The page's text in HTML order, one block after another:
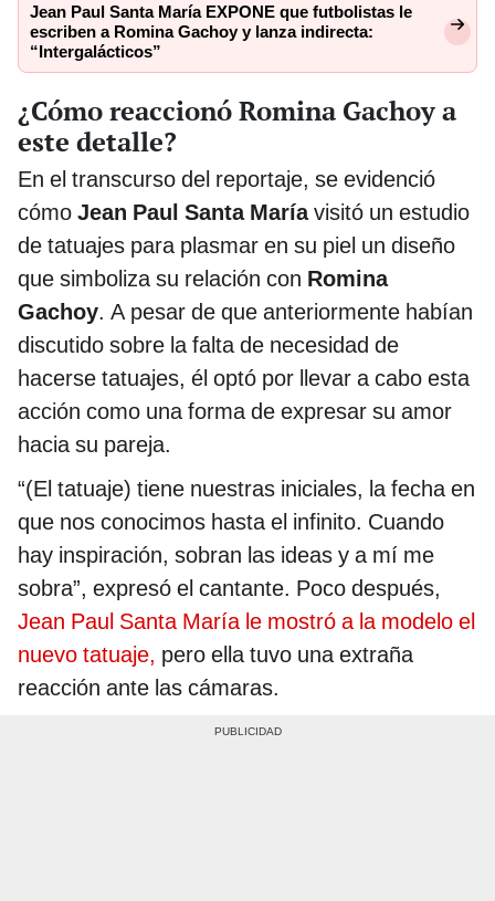
Jean Paul Santa María EXPONE que futbolistas le
escriben a Romina Gachoy y lanza indirecta:
“Intergalácticos”
¿Cómo reaccionó Romina Gachoy a
este detalle?
En el transcurso del reportaje, se evidenció
cómo Jean Paul Santa Maríavisitó un estudio
de tatuajes para plasmar en su piel un diseño
que simboliza su relación con Romina
Gachoy. A pesar de que anteriormente habían
discutido sobre la falta de necesidad de
hacerse tatuajes, él optó por llevar a cabo esta
acción como una forma de expresar su amor
hacia su pareja.
“(El tatuaje) tiene nuestras iniciales, la fecha en
que nos conocimos hasta el infinito. Cuando
hay inspiración, sobran las ideas y a mí me
sobra”, expresó el cantante. Poco después,
Jean Paul Santa María le mostró a la modelo el
nuevo tatuaje, pero ella tuvo una extraña
reacción ante las cámaras.